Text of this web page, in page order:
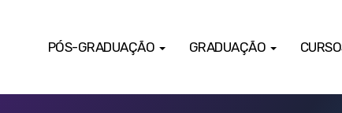
PÓS-GRADUAÇÃO GRADUAÇÃO